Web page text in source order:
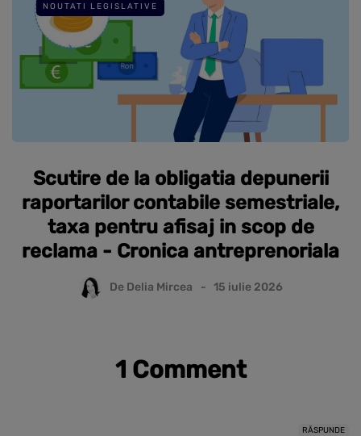
NOUTATI LEGISLATIVE
Scutire de la obligatia depunerii
raportarilor contabile semestriale,
taxa pentru afisaj in scop de
reclama - Cronica antreprenoriala
De Delia Mircea 15 iulie 2026
1 Comment
RĂSPUNDE